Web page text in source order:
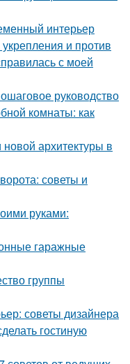
интерьер
и против
с моей
руководство
комнаты: как
архитектуры в
советы и
руками:
гаражные
группы
советы дизайнера
гостиную